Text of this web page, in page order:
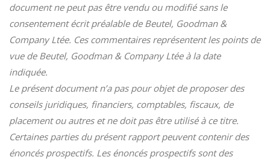
document ne peut pas être vendu ou modifié sans le
consentement écrit préalable de Beutel, Goodman &
Company Ltée. Ces commentaires représentent les points de
vue de Beutel, Goodman & Company Ltée à la date
indiquée.
Le présent document n’a pas pour objet de proposer des
conseils juridiques, financiers, comptables, fiscaux, de
placement ou autres et ne doit pas être utilisé à ce titre.
Certaines parties du présent rapport peuvent contenir des
énoncés prospectifs. Les énoncés prospectifs sont des